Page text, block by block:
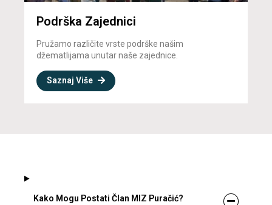
Podrška Zajednici
Pružamo različite vrste podrške našim
džematlijama unutar naše zajednice.
Saznaj Više
Kako Mogu Postati Član MIZ Puračić?